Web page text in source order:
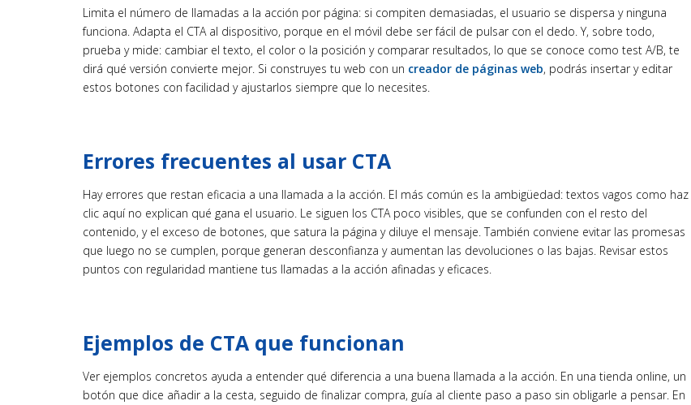
Limita el número de llamadas a la acción por página: si compiten demasiadas, el usuario se dispersa y ninguna
funciona. Adapta el CTA al dispositivo, porque en el móvil debe ser fácil de pulsar con el dedo. Y, sobre todo,
prueba y mide: cambiar el texto, el color o la posición y comparar resultados, lo que se conoce como test A/B, te
dirá qué versión convierte mejor. Si construyes tu web con un creador de páginas web, podrás insertar y editar
estos botones con facilidad y ajustarlos siempre que lo necesites.
Errores frecuentes al usar CTA
Hay errores que restan eficacia a una llamada a la acción. El más común es la ambigüedad: textos vagos como haz
clic aquí no explican qué gana el usuario. Le siguen los CTA poco visibles, que se confunden con el resto del
contenido, y el exceso de botones, que satura la página y diluye el mensaje. También conviene evitar las promesas
que luego no se cumplen, porque generan desconfianza y aumentan las devoluciones o las bajas. Revisar estos
puntos con regularidad mantiene tus llamadas a la acción afinadas y eficaces.
Ejemplos de CTA que funcionan
Ver ejemplos concretos ayuda a entender qué diferencia a una buena llamada a la acción. En una tienda online, un
botón que dice añadir a la cesta, seguido de finalizar compra, guía al cliente paso a paso sin obligarle a pensar. En